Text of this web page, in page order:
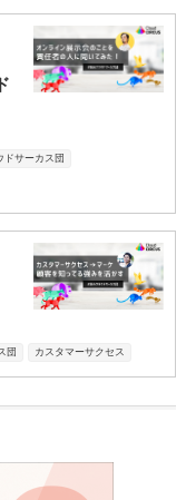
ドサーカス団
団 カスタマーサクセス